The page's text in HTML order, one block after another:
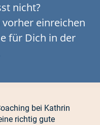
nicht?
einreichen
für Dich in der
bei Kathrin
richtig gute